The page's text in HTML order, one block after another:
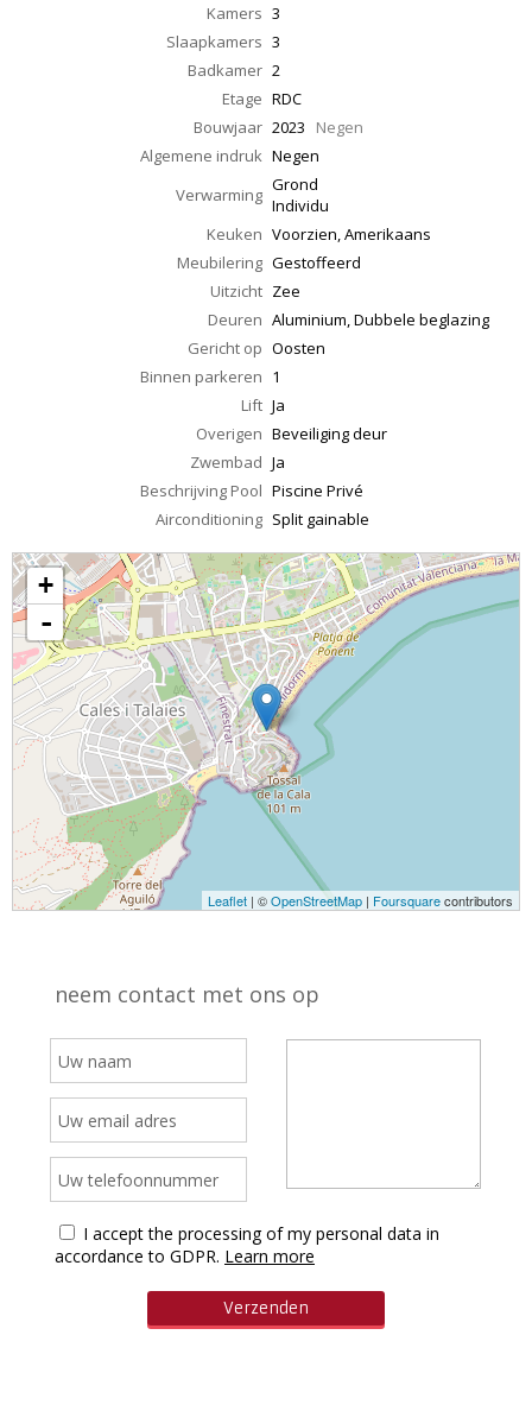
Kamers 3
Slaapkamers 3
Badkamer 2
Etage RDC
Bouwjaar 2023 Negen
Algemene indruk Negen
Verwarming Grond
Individu
Keuken Voorzien, Amerikaans
Meubilering Gestoffeerd
Uitzicht Zee
Deuren Aluminium, Dubbele beglazing
Gericht op Oosten
Binnen parkeren 1
Lift Ja
Overigen Beveiliging deur
Zwembad Ja
Beschrijving Pool Piscine Privé
Airconditioning Split gainable
+
-
Leaflet | ©OpenStreetMap | Foursquarecontributors
neem contact met ons op
I accept the processing of my personal data in
accordance to GDPR. Learn more